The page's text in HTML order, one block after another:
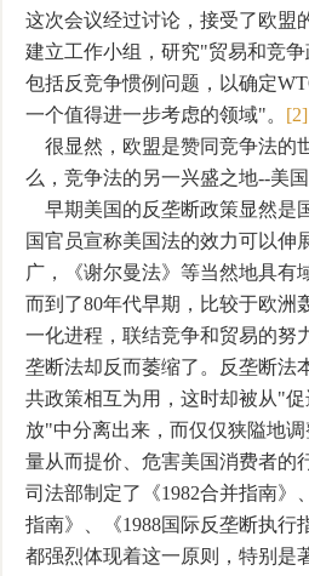
这次会议经过讨论，接受了欧盟
建立工作小组，研究"贸易和竞争
包括反竞争惯例问题，以确定
一个值得进一步考虑的领域"。 [2]
很显然，欧盟是赞同竞争法的
么，竞争法的另一兴盛之地--美
早期美国的反垄断政策显然是
国官员宣称美国法的效力可以伸
广，《谢尔曼法》等当然地具有
而到了80年代早期，比较于欧洲
一化进程，联结竞争和贸易的努
垄断法却反而萎缩了。反垄断法
共政策相互为用，这时却被从"
放"中分离出来，而仅仅狭隘地
量从而提价、危害美国消费者的
司法部制定了《1982合并指南》
指南》、《1988国际反垄断执行
都强烈体现着这一原则，特别是